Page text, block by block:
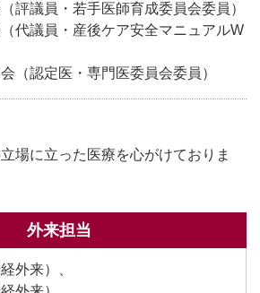
評議員・若手医師育成委員会委員）
代議員・産後ケア安全マニュアルW
（認定医・専門医委員会委員）
場に立った医療を心がけておりま
外来担当
外来）、